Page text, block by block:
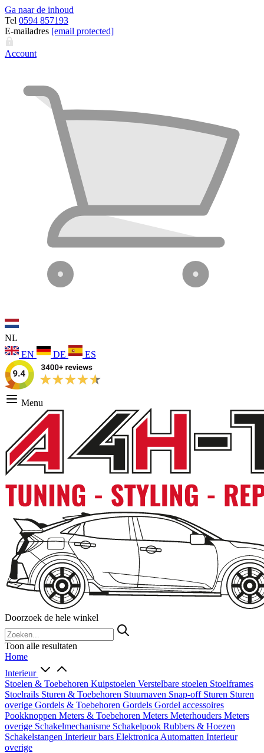
Ga naar de inhoud
Tel 0594 857193
E-mailadres [email protected]
Account
NL
EN
DE ES
Menu
Doorzoek de hele winkel
Toon alle resultaten
Home
Interieur
Stoelen & Toebehoren Kuipstoelen Verstelbare stoelen Stoelframes
Stoelrails Sturen & Toebehoren Stuurnaven Snap-off Sturen Sturen
overige Gordels & Toebehoren Gordels Gordel accessoires
Pookknoppen Meters & Toebehoren Meters Meterhouders Meters
overige Schakelmechanisme Schakelpook Rubbers & Hoezen
Schakelstangen Interieur bars Elektronica Automatten Interieur
overige